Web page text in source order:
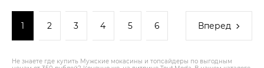
1 2 3 4 5 6 Вперед
Не знаете где купить Мужские мокасины и топсайдеры по выгодным